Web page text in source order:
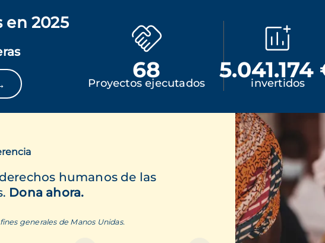
en 2025
68
Proyectos ejecutados
5.041.174
invertidos
humanos de las
Dona ahora.
generales de Manos Unidas.